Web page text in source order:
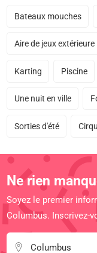
Bateaux mouches
Aire de jeux extérieure
Karting Piscine
Une nuit en ville
Sorties d'été
Ne rien
Soyez le premier
Columbus. Inscrivez-
Columbus